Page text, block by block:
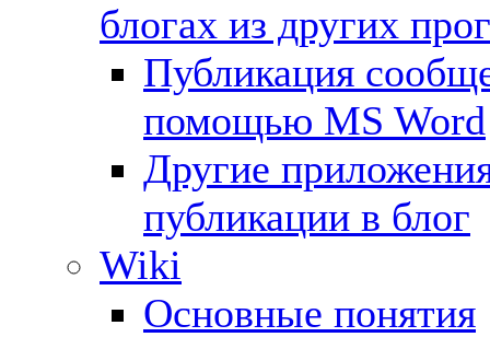
блогах из других
Публикация
помощью MS Word
Другие
публикации в блог
Wiki
Основные понятия